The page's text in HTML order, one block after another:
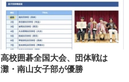
高校囲碁全国大会、団体戦は
灘・南山女子部が優勝